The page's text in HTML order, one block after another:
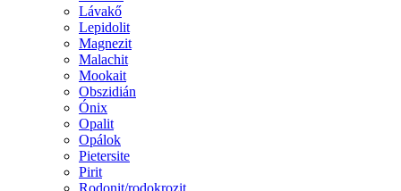
Lávakő
Lepidolit
Magnezit
Malachit
Mookait
Obszidián
Ónix
Opalit
Opálok
Pietersite
Pirit